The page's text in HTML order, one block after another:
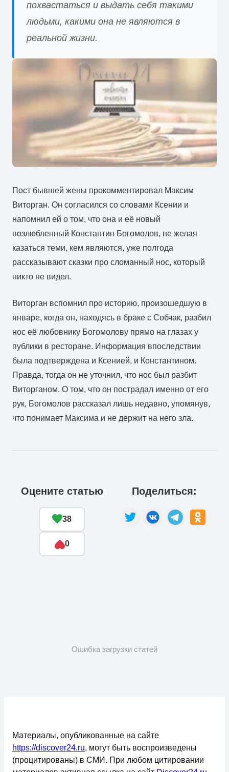
похвастаться и выдать себя такими
людьми, какими она не являются в
реальной жизни.
Пост бывшей жены прокомментировал Максим
Виторган. Он согласился со словами Ксении и
напомнил ей о том, что она и её новый
возлюбленный Константин Богомолов, не желая
казаться теми, кем являются, уже полгода
рассказывают сказки про сломанный нос, который
никто не видел.
Виторган вспомнил про историю, произошедшую в
январе, когда он, находясь в браке с Собчак, разбил
нос её любовнику Богомолову прямо на глазах у
публики в ресторане. Информация впоследствии
была подтверждена и Ксенией, и Константином.
Правда, тогда он не уточнил, что нос был разбит
Виторганом. О том, что он пострадал именно от его
рук, Богомолов рассказал лишь недавно, упомянув,
что понимает Максима и не держит на него зла.
Оцените статью
38
0
Поделиться:
Ошибка загрузки статей
Материалы, опубликованные на сайте
https://discover24.ru, могут быть воспроизведены
(процитированы) в СМИ. При любом цитировании